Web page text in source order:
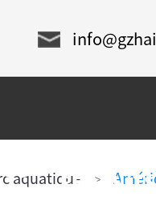
PRODUITS
aquatique